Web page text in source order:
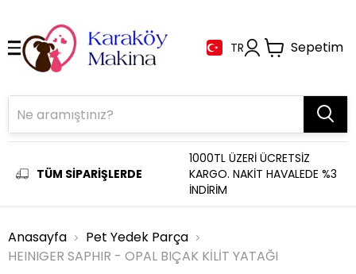
TR Sepetim
TÜM SİPARİŞLERDE
1000TL ÜZERİ ÜCRETSİZ
KARGO. NAKİT HAVALEDE %3
İNDİRİM
Anasayfa
Pet Yedek Parça
HEINIGER SAPHIR - OPAL BIÇAK KİLİT YATAĞI